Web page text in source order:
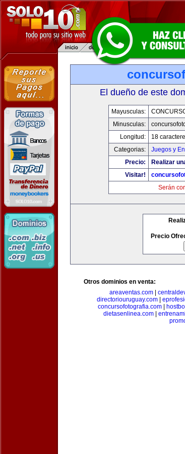
El dueño de este
Mayusculas:
Minusculas:
Longitud:
18
Categorias:
Juegos y
Precio:
Realizar
Visitar!
Serán
Precio
Otros dominios en venta:
areaventas.com
directoriouruguay.com
concursofotografia.com|
dietasenlinea.com|